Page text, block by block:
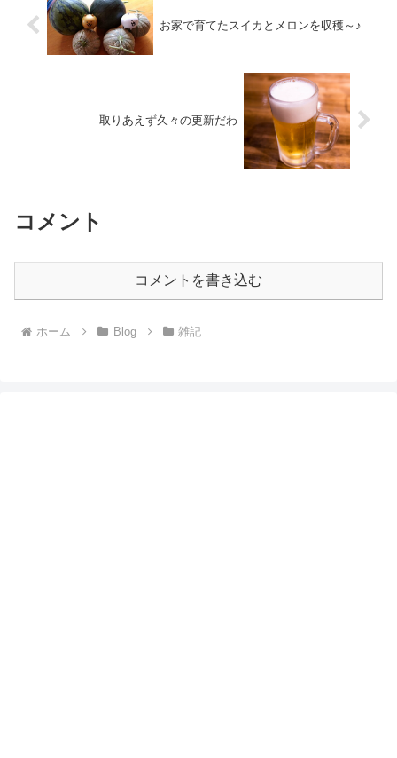
お家で育てたスイカとメロンを収穫～♪
取りあえず久々の更新だわ
コメント
コメントを書き込む
ホーム Blog 雑記